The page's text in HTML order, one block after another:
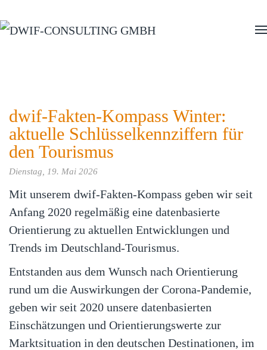
Zum Hauptinhalt springen
dwif-Fakten-Kompass Winter:
aktuelle Schlüsselkennziffern für
den Tourismus
Dienstag, 19. Mai 2026
Mit unserem dwif-Fakten-Kompass geben wir seit
Anfang 2020 regelmäßig eine datenbasierte
Orientierung zu aktuellen Entwicklungen und
Trends im Deutschland‑Tourismus.
Entstanden aus dem Wunsch nach Orientierung
rund um die Auswirkungen der Corona-Pandemie,
geben wir seit 2020 unsere datenbasierten
Einschätzungen und Orientierungswerte zur
Marktsituation in den deutschen Destinationen, im